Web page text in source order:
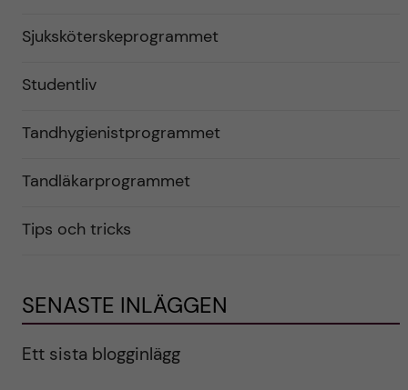
Sjuksköterskeprogrammet
Studentliv
Tandhygienistprogrammet
Tandläkarprogrammet
Tips och tricks
SENASTE INLÄGGEN
Ett sista blogginlägg